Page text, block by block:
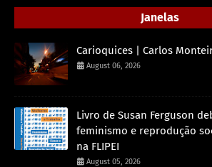
Janelas
Carioquices | Carlos
August 06, 2026
Livro de Susan Ferguson
feminismo e reprodução
na FLIPEI
August 05, 2026